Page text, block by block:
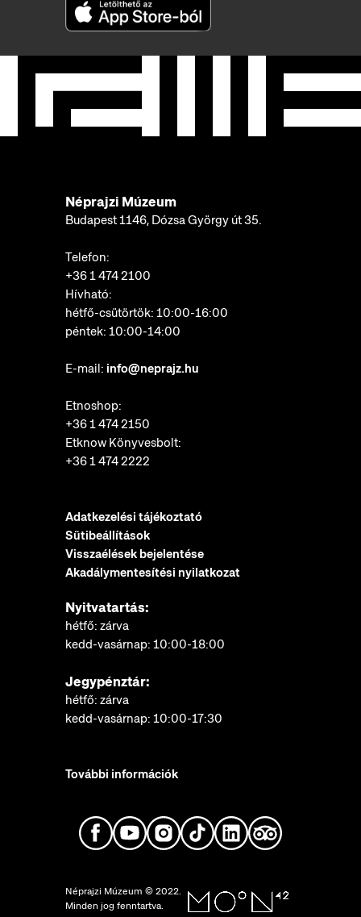
Néprajzi Múzeum
Budapest 1146, Dózsa György út 35.
Telefon:
+36 1 474 2100
Hívható:
hétfő-csütörtök: 10:00-16:00
péntek: 10:00-14:00
E-mail: info@neprajz.hu
Etnoshop:
+36 1 474 2150
Etknow Könyvesbolt:
+36 1 474 2222
Adatkezelési tájékoztató
Sütibeállítások
Visszaélések bejelentése
Akadálymentesítési nyilatkozat
Nyitvatartás:
hétfő: zárva
kedd-vasárnap: 10:00-18:00
Jegypénztár:
hétfő: zárva
kedd-vasárnap: 10:00-17:30
További információk
Néprajzi Múzeum © 2022.
Minden jog fenntartva.